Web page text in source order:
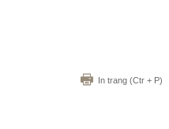
In trang (Ctr + P)